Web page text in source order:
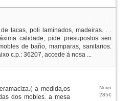
lacas, poli laminados, madeiras. . .
calidade, pide presupostos sen
de baño, mamparas, sanitarios.
c.p.: 36207, accede á nosa ...
a medida,os
dos mobles. a mesa
Novo
285€